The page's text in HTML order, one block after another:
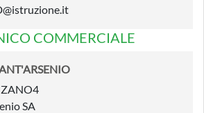
COMMERCIALE
SA